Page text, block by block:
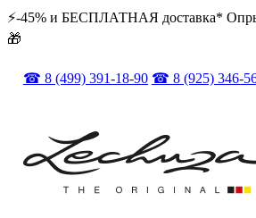
⚡️️-45% и БЕСПЛАТНАЯ доставка*
🎁
☎ 8 (499) 391-18-90 ☎ 8 (925) 346-